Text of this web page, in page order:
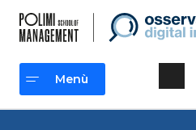
contenuto
Menù
Menù